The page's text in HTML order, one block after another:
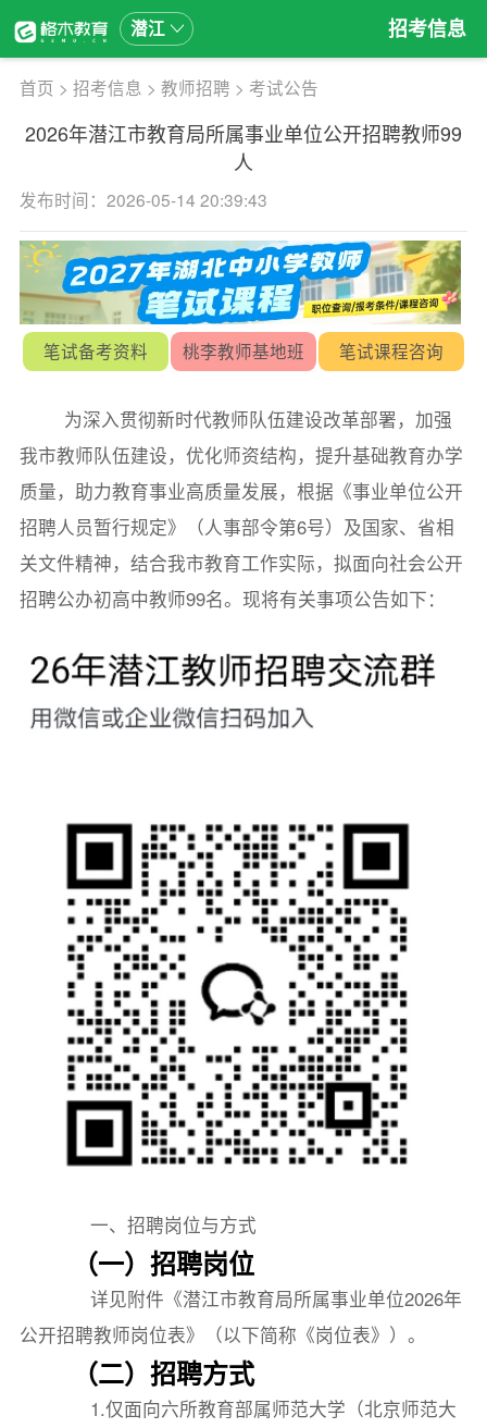
潜江 招考信息
首页 > 招考信息 > 教师招聘 > 考试公告
2026年潜江市教育局所属事业单位公开招聘教师99
人
发布时间：2026-05-14 20:39:43
笔试备考资料 桃李教师基地班 笔试课程咨询
为深入贯彻新时代教师队伍建设改革部署，加强
我市教师队伍建设，优化师资结构，提升基础教育办学
质量，助力教育事业高质量发展，根据《事业单位公开
招聘人员暂行规定》（人事部令第6号）及国家、省相
关文件精神，结合我市教育工作实际，拟面向社会公开
招聘公办初高中教师99名。现将有关事项公告如下：
一、招聘岗位与方式
（一）招聘岗位
详见附件《潜江市教育局所属事业单位2026年
公开招聘教师岗位表》（以下简称《岗位表》）。
（二）招聘方式
1.仅面向六所教育部属师范大学（北京师范大